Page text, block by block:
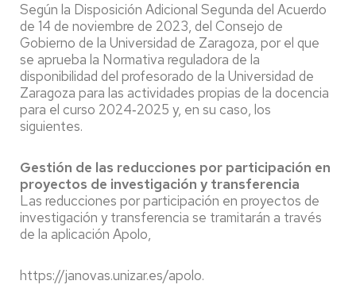
Según la Disposición Adicional Segunda del Acuerdo
de 14 de noviembre de 2023, del Consejo de
Gobierno de la Universidad de Zaragoza, por el que
se aprueba la Normativa reguladora de la
disponibilidad del profesorado de la Universidad de
Zaragoza para las actividades propias de la docencia
para el curso 2024‐2025 y, en su caso, los
siguientes.
Gestión de las reducciones por participación en
proyectos de investigación y transferencia
Las reducciones por participación en proyectos de
investigación y transferencia se tramitarán a través
de la aplicación Apolo,
https://janovas.unizar.es/apolo.